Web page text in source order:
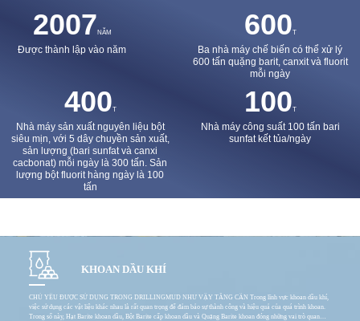
2007NĂM
Được thành lập vào năm
600T
Ba nhà máy chế biến có thể xử lý
600 tấn quặng barit, canxit và fluorit
mỗi ngày
400T
Nhà máy sản xuất nguyên liệu bột
siêu mịn, với 5 dây chuyền sản xuất,
sản lượng (bari sunfat và canxi
cacbonat) mỗi ngày là 300 tấn. Sản
lượng bột fluorit hàng ngày là 100
tấn
100T
Nhà máy công suất 100 tấn bari
sunfat kết tủa/ngày
KHOAN DẦU KHÍ
CHỦ YẾU ĐƯỢC SỬ DỤNG TRONG DRILLINGMUD NHƯ VẬY TĂNG CÂN Trong lĩnh vực khoan dầu khí,
việc sử dụng các vật liệu khác nhau là rất quan trọng để đảm bảo sự thành công và hiệu quả của quá trình khoan.
Trong số này, Hạt Barite khoan dầu, Bột Barite cấp khoan dầu và Quặng Barite khoan đóng những vai trò quan